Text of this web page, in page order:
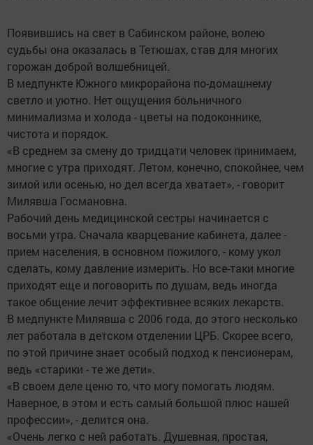
Появившись на свет в Сабинском районе, волею
судьбы она оказалась в Тетюшах, став для многих
горожан доброй волшебницей.
В медпункте Южного мик­рорайона по-домашнему
светло и уютно. Нет ощущения больничного
минимализма и холода - цветы на подоконнике,
чистота и порядок.
«В среднем за смену до тридцати человек принимаем,
многие с утра приходят. Летом, конечно, спокойнее, чем
зимой или осенью, но дел всегда хватает», - говорит
Милявша Госмановна.
Рабочий день медицинской сестры начинается с
восьми утра. Сначала кварцевание кабинета, далее -
прием населения, в основном пожилого, - кому укол
сделать, кому давление измерить. Но все-таки многие
приходят еще и поговорить по душам, ведь иногда
такое общение лечит эффективнее всяких лекарств.
В медпункте Милявша с 2006 года, до этого несколько
лет работала в детском отделении ЦРБ. Скорее всего,
по этой причине знает особый подход к пенсионерам,
ведь «старики - те же дети».
«В своем деле ценю то, что могу помогать людям.
Наверное, в этом и есть самый большой плюс нашей
профессии», - делится она.
«Очень легко с ней работать. Душевная, простая,